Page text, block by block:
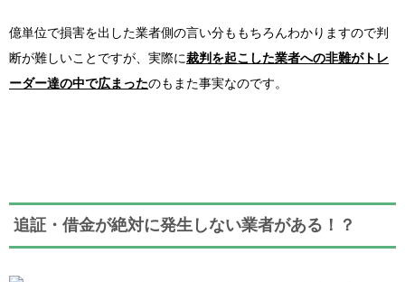
億単位で損害を出した業者側の言い分ももちろんわかりますので判
断が難しいことですが、実際に裁判を起こした業者への非難がトレ
ーダー達の中で広まったのもまた事実なのです。
追証・借金が絶対に発生しない業者がある！？